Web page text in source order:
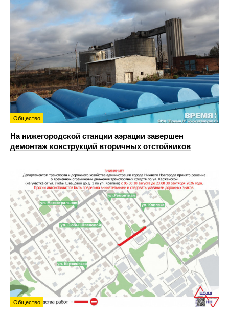
Общество
На нижегородской станции аэрации завершен
демонтаж конструкций вторичных отстойников
Общество